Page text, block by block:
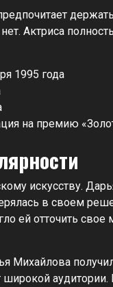
Актриса
1995 года
на премию
искусству.
в своем
ей отточить
широкой